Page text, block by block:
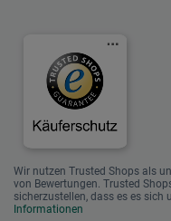
Wir nutzen Trusted Shops als
von Bewertungen. Trusted
sicherzustellen, dass es es sich
Informationen